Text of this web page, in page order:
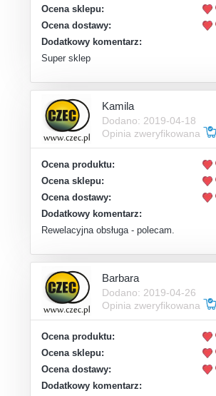
Ocena sklepu:
Ocena dostawy:
Dodatkowy komentarz:
Super sklep
Kamila
Dodano: 2019-04-18
Opinia zweryfikowana
Ocena produktu:
Ocena sklepu:
Ocena dostawy:
Dodatkowy komentarz:
Rewelacyjna obsługa - polecam.
Barbara
Dodano: 2019-04-26
Opinia zweryfikowana
Ocena produktu:
Ocena sklepu:
Ocena dostawy:
Dodatkowy komentarz: